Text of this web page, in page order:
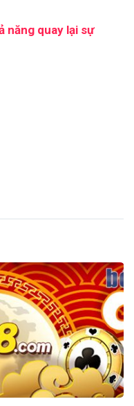
năng quay lại sự